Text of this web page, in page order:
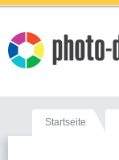
Startseite